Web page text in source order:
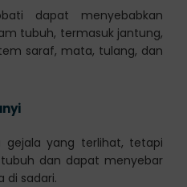
dapat menyebabkan
tubuh, termasuk jantung,
saraf, mata, tulang, dan
gejala yang terlihat, tetapi
dan dapat menyebar
di sadari.